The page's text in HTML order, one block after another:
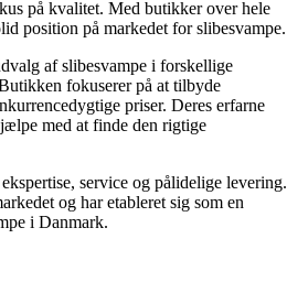
på kvalitet. Med butikker over hele
position på markedet for slibesvampe.
af slibesvampe i forskellige
fokuserer på at tilbyde
priser. Deres erfarne
med at finde den rigtige
service og pålidelige levering.
og har etableret sig som en
i Danmark.